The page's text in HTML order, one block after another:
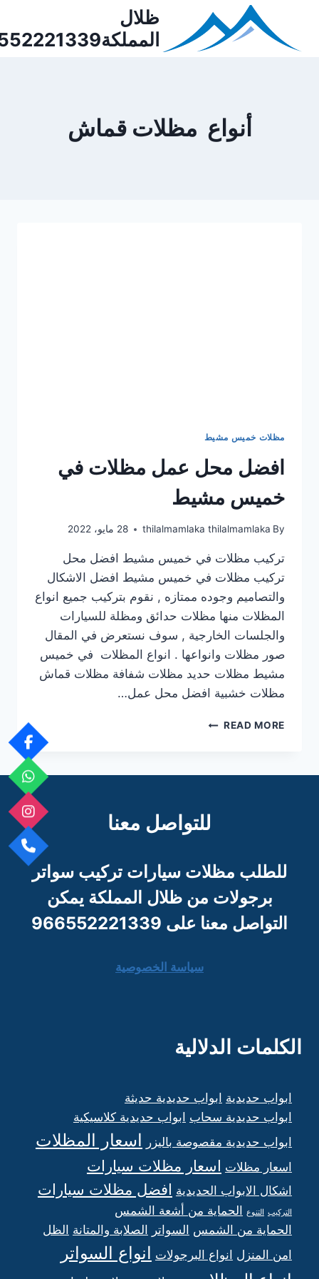
content
ظلال
المملكة0552221339
أنواع مظلات قماش
مظلات خميس مشيط
افضل محل عمل مظلات في
خميس مشيط
By
thilalmamlaka thilalmamlaka 28 مايو، 2022
تركيب مظلات في خميس مشيط افضل محل
تركيب مظلات في خميس مشيط افضل الاشكال
والتصاميم وجوده ممتازه , نقوم بتركيب جميع انواع
المظلات منها مظلات حدائق ومظلة للسيارات
والجلسات الخارجية , سوف نستعرض في المقال
صور مظلات وانواعها . انواع المظلات في خميس
مشيط مظلات حديد مظلات شفافة مظلات قماش
مظلات خشبية افضل محل عمل…
READ MOREافضل
مشيطللتواصل معنا
للطلب مظلات سيارات تركيب سواتر
برجولات من ظلال المملكة يمكن
التواصل معنا على 966552221339
سياسة الخصوصية
الكلمات الدلالية
ابواب حديدية ابواب حديدية حديثة
ابواب حديدية سحاب ابواب حديدية كلاسيكية
ابواب حديدية مقصوصة باليزر اسعار المظلات
اسعار مظلات اسعار مظلات سيارات
اشكال الابواب الحديدية افضل مظلات سيارات
التركيب التنوع الحماية من أشعة الشمس
الحماية من الشمس السواتر الصلابة والمتانة الظل
امن المنزل انواع البرجولات انواع السواتر